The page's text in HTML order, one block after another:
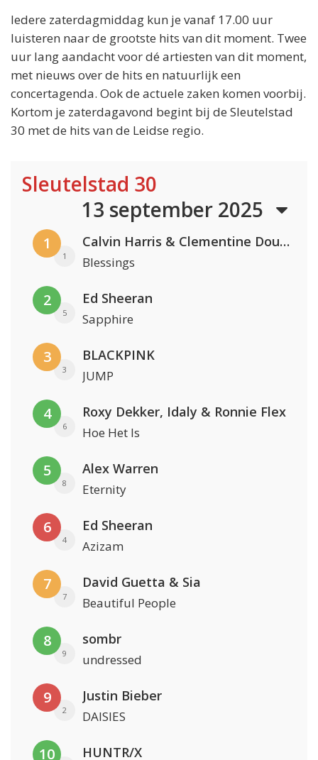
Iedere zaterdagmiddag kun je vanaf 17.00 uur
luisteren naar de grootste hits van dit moment. Twee
uur lang aandacht voor dé artiesten van dit moment,
met nieuws over de hits en natuurlijk een
concertagenda. Ook de actuele zaken komen voorbij.
Kortom je zaterdagavond begint bij de Sleutelstad
30 met de hits van de Leidse regio.
Sleutelstad 30
13 september 2025
1
1
Calvin Harris & Clementine Douglas
Blessings
2
5
Ed Sheeran
Sapphire
3
3
BLACKPINK
JUMP
4
6
Roxy Dekker, Idaly & Ronnie Flex
Hoe Het Is
5
8
Alex Warren
Eternity
6
4
Ed Sheeran
Azizam
7
7
David Guetta & Sia
Beautiful People
8
9
sombr
undressed
9
2
Justin Bieber
DAISIES
10 HUNTR/X